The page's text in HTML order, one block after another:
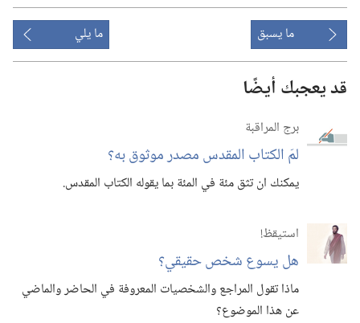
ما يسبق ما يلي
قد يعجبك أيضًا
برج المراقبة
لمَ الكتاب المقدس مصدر موثوق به؟‏
يمكنك ان تثق مئة في المئة بما يقوله الكتاب المقدس.‏
استيقظ‏!‏
هل يسوع شخص حقيقي؟‏
ماذا تقول المراجع والشخصيات المعروفة في الحاضر والماضي
عن هذا الموضوع؟‏